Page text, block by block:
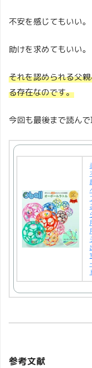
不安を感じてもいい。
助けを求めてもいい。
それを認められる父
る存在なのです。
今回も最後まで読ん
参考文献